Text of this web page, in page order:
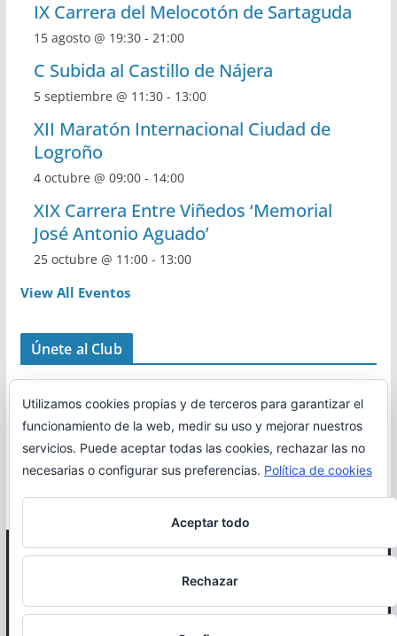
IX Carrera del Melocotón de Sartaguda
15 agosto @ 19:30- 21:00
C Subida al Castillo de Nájera
5 septiembre @ 11:30- 13:00
XII Maratón Internacional Ciudad de
Logroño
4 octubre @ 09:00- 14:00
XIX Carrera Entre Viñedos ‘Memorial
José Antonio Aguado’
25 octubre @ 11:00- 13:00
View All Eventos
Únete al Club
Correr en La Rioja
reservados.
Utilizamos cookies propias y de terceros para garantizar el
funcionamiento de la web, medir su uso y mejorar nuestros
servicios. Puede aceptar todas las cookies, rechazar las no
necesarias o configurar sus preferencias. Política de cookies
Aceptar todo
Rechazar